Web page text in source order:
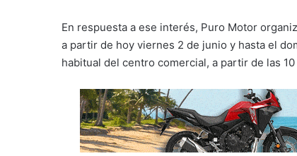
En respuesta a ese interés, Puro Motor
a partir de hoy viernes 2 de junio y hasta el
habitual del centro comercial, a partir de las 10